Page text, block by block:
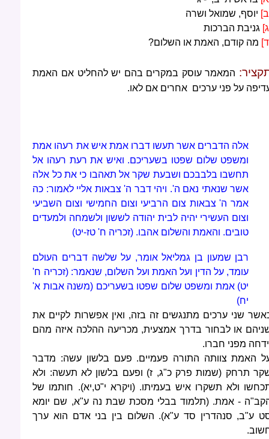
יוסף, שמואל ושרה
גניבת הברכות
מה קודם, האמת או השלום?
המאמר עוסק במקרים בהם יש להחליט אם האמת
על פני ערכים אחרים אם לאו.
אלה הדברים אשר תעשו דברו אמת איש את רעהו אמת
ומשפט שלום שפטו בשעריכם. ואיש את רעת רעהו אל
תחשבו בלבבכם ושבעת שקר אל תאהבו כי את כל אלה
אשר שנאתי נאם ה'. ויהי דבר ה' צבאות אליי לאמור: כה
אמר ה' צבאות צום הרביעי וצום החמישי וצום השביעי
וצום העשירי יהיה לבית יהודה לששון ולשמחה ולמעדים
טובים. והאמת והשלום אהבו. (זכריה ח' טז-יט)
רבן שמעון בן גמליאל אומר, על שלשה דברים העולם
עומד, על הדין ועל האמת ועל השלום, שנאמר: (זכריה ח'
יט) אמת ומשפט שלום שפטו בשעריכם (משנה אבות א'
יח)
שני ערכים מתנגשים זה בזה, ואין אפשרות לקיים את
או לבחור בדרך אמצעית, מכריעה ההלכה איזה מהם
מפני חברו.
האמת צוותה התורה פעמיים. פעם בלשון עשה: מדבר
תרחק (שמות פרק כ"ג, ז) ופעם בלשון לא תעשה: ולא
ולא תשקרו איש בעמיתו. (ויקרא י"ט,יא). חותמו של
- אמת. (תלמוד בבלי מסכת שבת נה ע"א, שם יומא
ע"ב, סנהדרין סד ע"א). השלום בין בני אדם הוא ערך